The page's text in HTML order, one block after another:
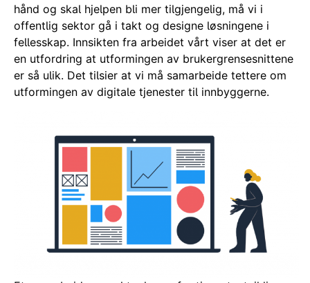
hånd og skal hjelpen bli mer tilgjengelig, må vi i
offentlig sektor gå i takt og designe løsningene i
fellesskap. Innsikten fra arbeidet vårt viser at det er
en utfordring at utformingen av brukergrensesnittene
er så ulik. Det tilsier at vi må samarbeide tettere om
utformingen av digitale tjenester til innbyggerne.